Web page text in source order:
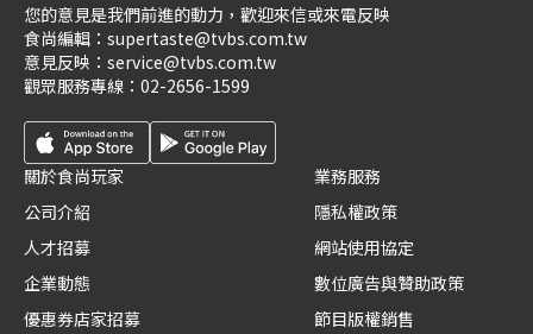
您的意見是我們前進的動力，歡迎來信或來電反映
食尚編輯： supertaste@tvbs.com.tw
意見反映： service@tvbs.com.tw
觀眾服務專線： 02-2656-1599
關於食尚玩家
公司介紹
人才招募
企業動態
優惠券店家招募
業務服務
隱私權政策
網站使用協定
數位廣告與贊助政策
節目版權銷售